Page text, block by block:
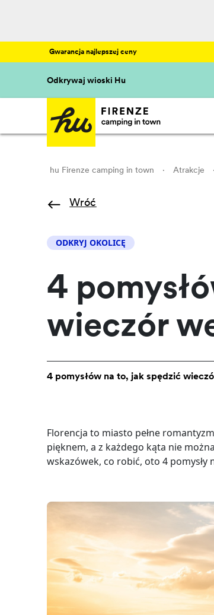
Gwarancja najlepszej ceny
Odkrywaj wioski Hu
hu Firenze camping in town · Atrakcje ·
Wróć
ODKRYJ OKOLICĘ
4
wieczór
4 pomysłów na to, jak spędzić
Florencja to miasto pełne
pięknem, a z każdego kąta nie
wskazówek, co robić, oto 4 pomysły